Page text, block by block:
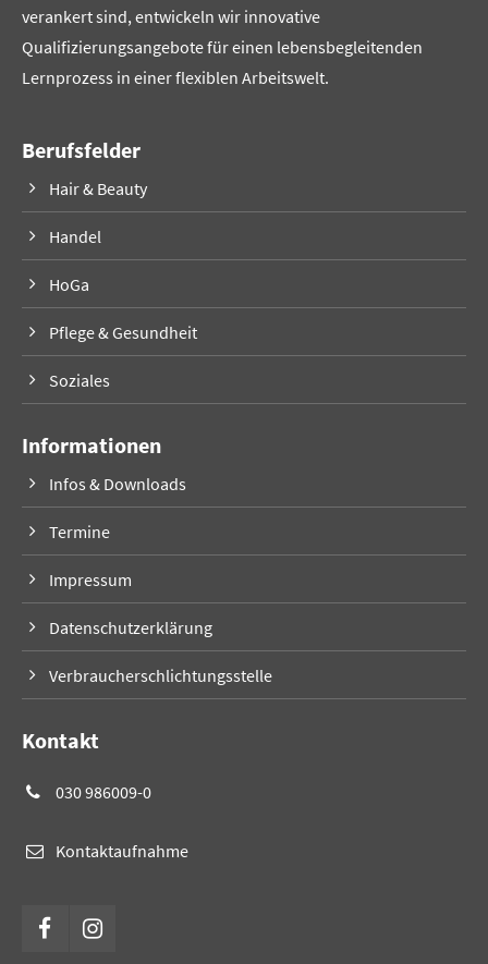
verankert sind, entwickeln wir innovative
Qualifizierungsangebote für einen lebensbegleitenden
Lernprozess in einer flexiblen Arbeitswelt.
Berufsfelder
Hair & Beauty
Handel
HoGa
Pflege & Gesundheit
Soziales
Informationen
Infos & Downloads
Termine
Impressum
Datenschutzerklärung
Verbraucherschlichtungsstelle
Kontakt
030 986009-0
Kontaktaufnahme